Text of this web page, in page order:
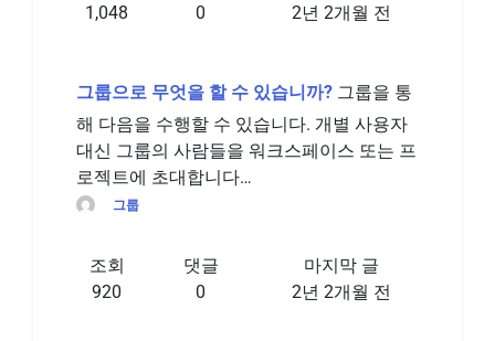
1,048
0
2년 2개월 전
그룹으로 무엇을 할 수 있습니까? 그룹을 통
해 다음을 수행할 수 있습니다. 개별 사용자
대신 그룹의 사람들을 워크스페이스 또는 프
로젝트에 초대합니다…
그룹
조회
920
댓글
0
마지막 글
2년 2개월 전